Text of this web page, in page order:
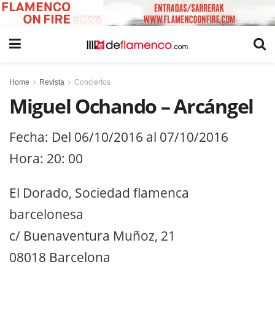
Home Revista Conciertos
Miguel Ochando – Arcángel
Fecha: Del 06/10/2016 al 07/10/2016
Hora: 20: 00
El Dorado, Sociedad flamenca
barcelonesa
c/ Buenaventura Muñoz, 21
08018 Barcelona